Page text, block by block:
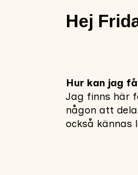
Hej
Hur kan jag
Jag finns här
någon att
också